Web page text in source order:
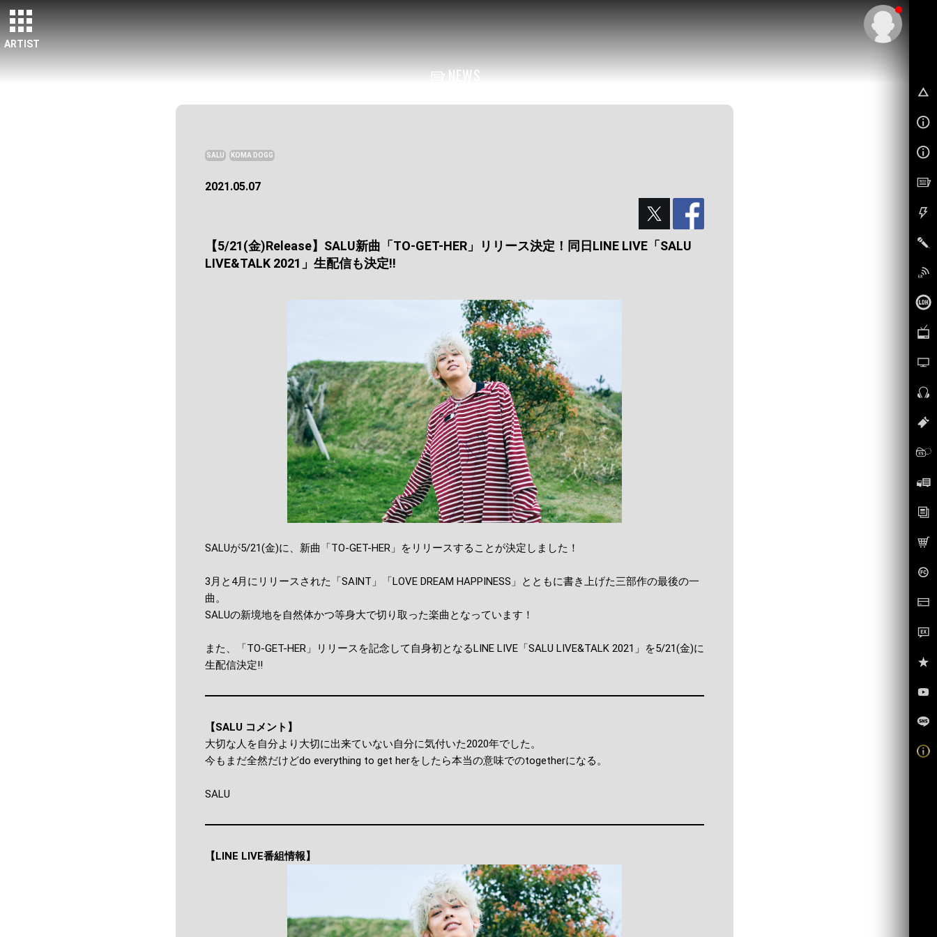
ARTIST
NEWS
SALU KOMA DOGG
2021.05.07
【5/21(金)Release】SALU新曲「TO-GET-HER」リリース決定！同日LINE LIVE「SALU
LIVE&TALK 2021」生配信も決定!!
SALUが5/21(金)に、新曲「TO-GET-HER」をリリースすることが決定しました！
3月と4月にリリースされた「SAINT」「LOVE DREAM HAPPINESS」とともに書き上げた三部作の最後の一
曲。
SALUの新境地を自然体かつ等身大で切り取った楽曲となっています！
また、「TO-GET-HER」リリースを記念して自身初となるLINE LIVE「SALU LIVE&TALK 2021」を5/21(金)に
生配信決定!!
【SALU コメント】
大切な人を自分より大切に出来ていない自分に気付いた2020年でした。
今もまだ全然だけどdo everything to get herをしたら本当の意味でのtogetherになる。
SALU
【LINE LIVE番組情報】